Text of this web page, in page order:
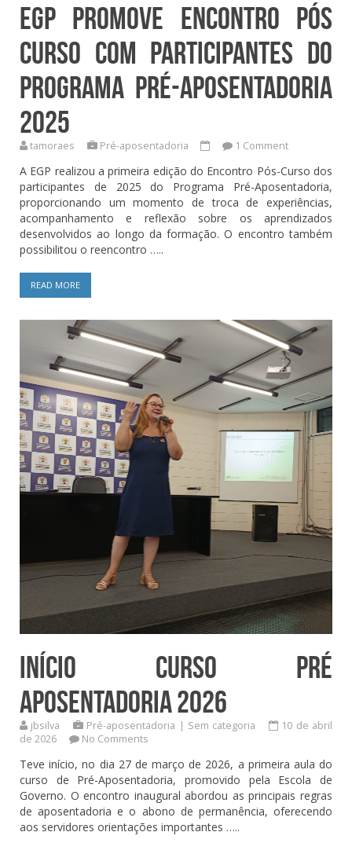
EGP promove encontro pós
curso com participantes do
Programa Pré-Aposentadoria
2025
tamoraes Pré-aposentadoria 1 Comment
A EGP realizou a primeira edição do Encontro Pós-Curso dos
participantes de 2025 do Programa Pré-Aposentadoria,
proporcionando um momento de troca de experiências,
acompanhamento e reflexão sobre os aprendizados
desenvolvidos ao longo da formação. O encontro também
possibilitou o reencontro …..
READ MORE
Início curso Pré
aposentadoria 2026
jbsilva Pré-aposentadoria | Sem categoria
10 de abril
de 2026
No Comments
Teve início, no dia 27 de março de 2026, a primeira aula do
curso de Pré-Aposentadoria, promovido pela Escola de
Governo. O encontro inaugural abordou as principais regras
de aposentadoria e o abono de permanência, oferecendo
aos servidores orientações importantes …..